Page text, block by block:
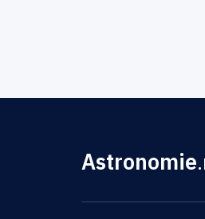
Astronomie